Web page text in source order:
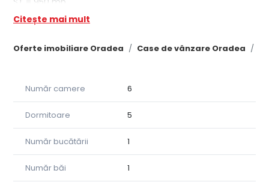
Oferte imobiliare Oradea Case de vânzare Oradea
SC =260 mp
SU = 200 mp
Tel.0722 700354
Citește mai mult
Număr camere 6
Dormitoare 5
Număr bucătării 1
Număr băi 1